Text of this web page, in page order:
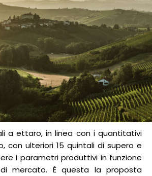
a ettaro, in linea con i quantitativi
con ulteriori 15 quintali di supero e
i parametri produttivi in funzione
di mercato. È questa la proposta